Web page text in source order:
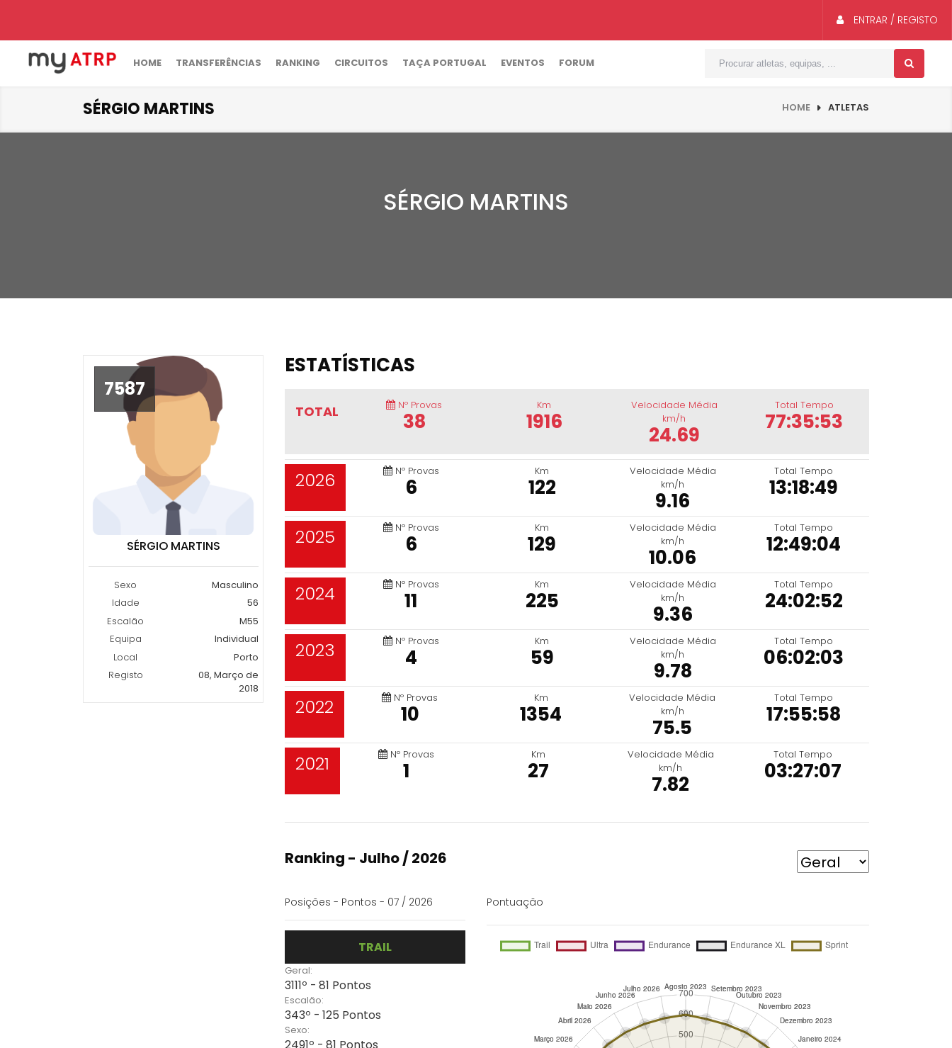
ENTRAR / REGISTO
HOME TRANSFERÊNCIAS RANKING CIRCUITOS TAÇA PORTUGAL EVENTOS FORUM
SÉRGIO MARTINS HOME ATLETAS
SÉRGIO MARTINS
7587
SÉRGIO MARTINS
Sexo
Masculino
Idade
56
Escalão
M55
Equipa
Individual
Local
Porto
Registo
08, Março de
2018
ESTATÍSTICAS
TOTAL Nº Provas
38
Km
1916
Velocidade Média
km/h
24.69
Total Tempo
77:35:53
2026 Nº Provas
6
Km
122
Velocidade Média
km/h
9.16
Total Tempo
13:18:49
2025 Nº Provas
6
Km
129
Velocidade Média
km/h
10.06
Total Tempo
12:49:04
2024 Nº Provas
11
Km
225
Velocidade Média
km/h
9.36
Total Tempo
24:02:52
2023 Nº Provas
4
Km
59
Velocidade Média
km/h
9.78
Total Tempo
06:02:03
2022 Nº Provas
10
Km
1354
Velocidade Média
km/h
75.5
Total Tempo
17:55:58
2021 Nº Provas
1
Km
27
Velocidade Média
km/h
7.82
Total Tempo
03:27:07
Ranking - Julho / 2026
Posições - Pontos - 07 / 2026
TRAIL
Geral:
3111º - 81 Pontos
Escalão:
343º - 125 Pontos
Sexo:
2491º - 81 Pontos
Pontuação